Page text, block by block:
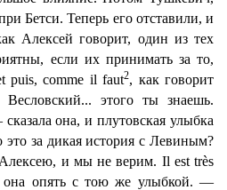
Бетси. Теперь его отставили, и
Алексей говорит, один из тех
если их принимать за то,
puis, comme il faut2, как говорит
этого ты знаешь.
она, и плутовская улыбка
за дикая история с Левиным?
и мы не верим. Il est très
она опять с тою же улыбкой. —